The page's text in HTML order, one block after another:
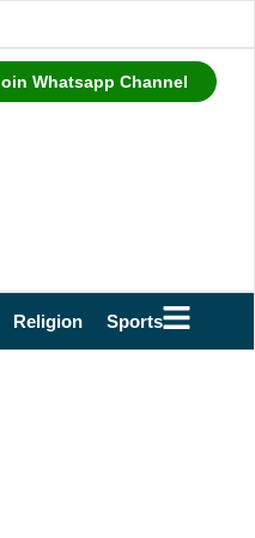
Whatsapp Channel
Religion Sports